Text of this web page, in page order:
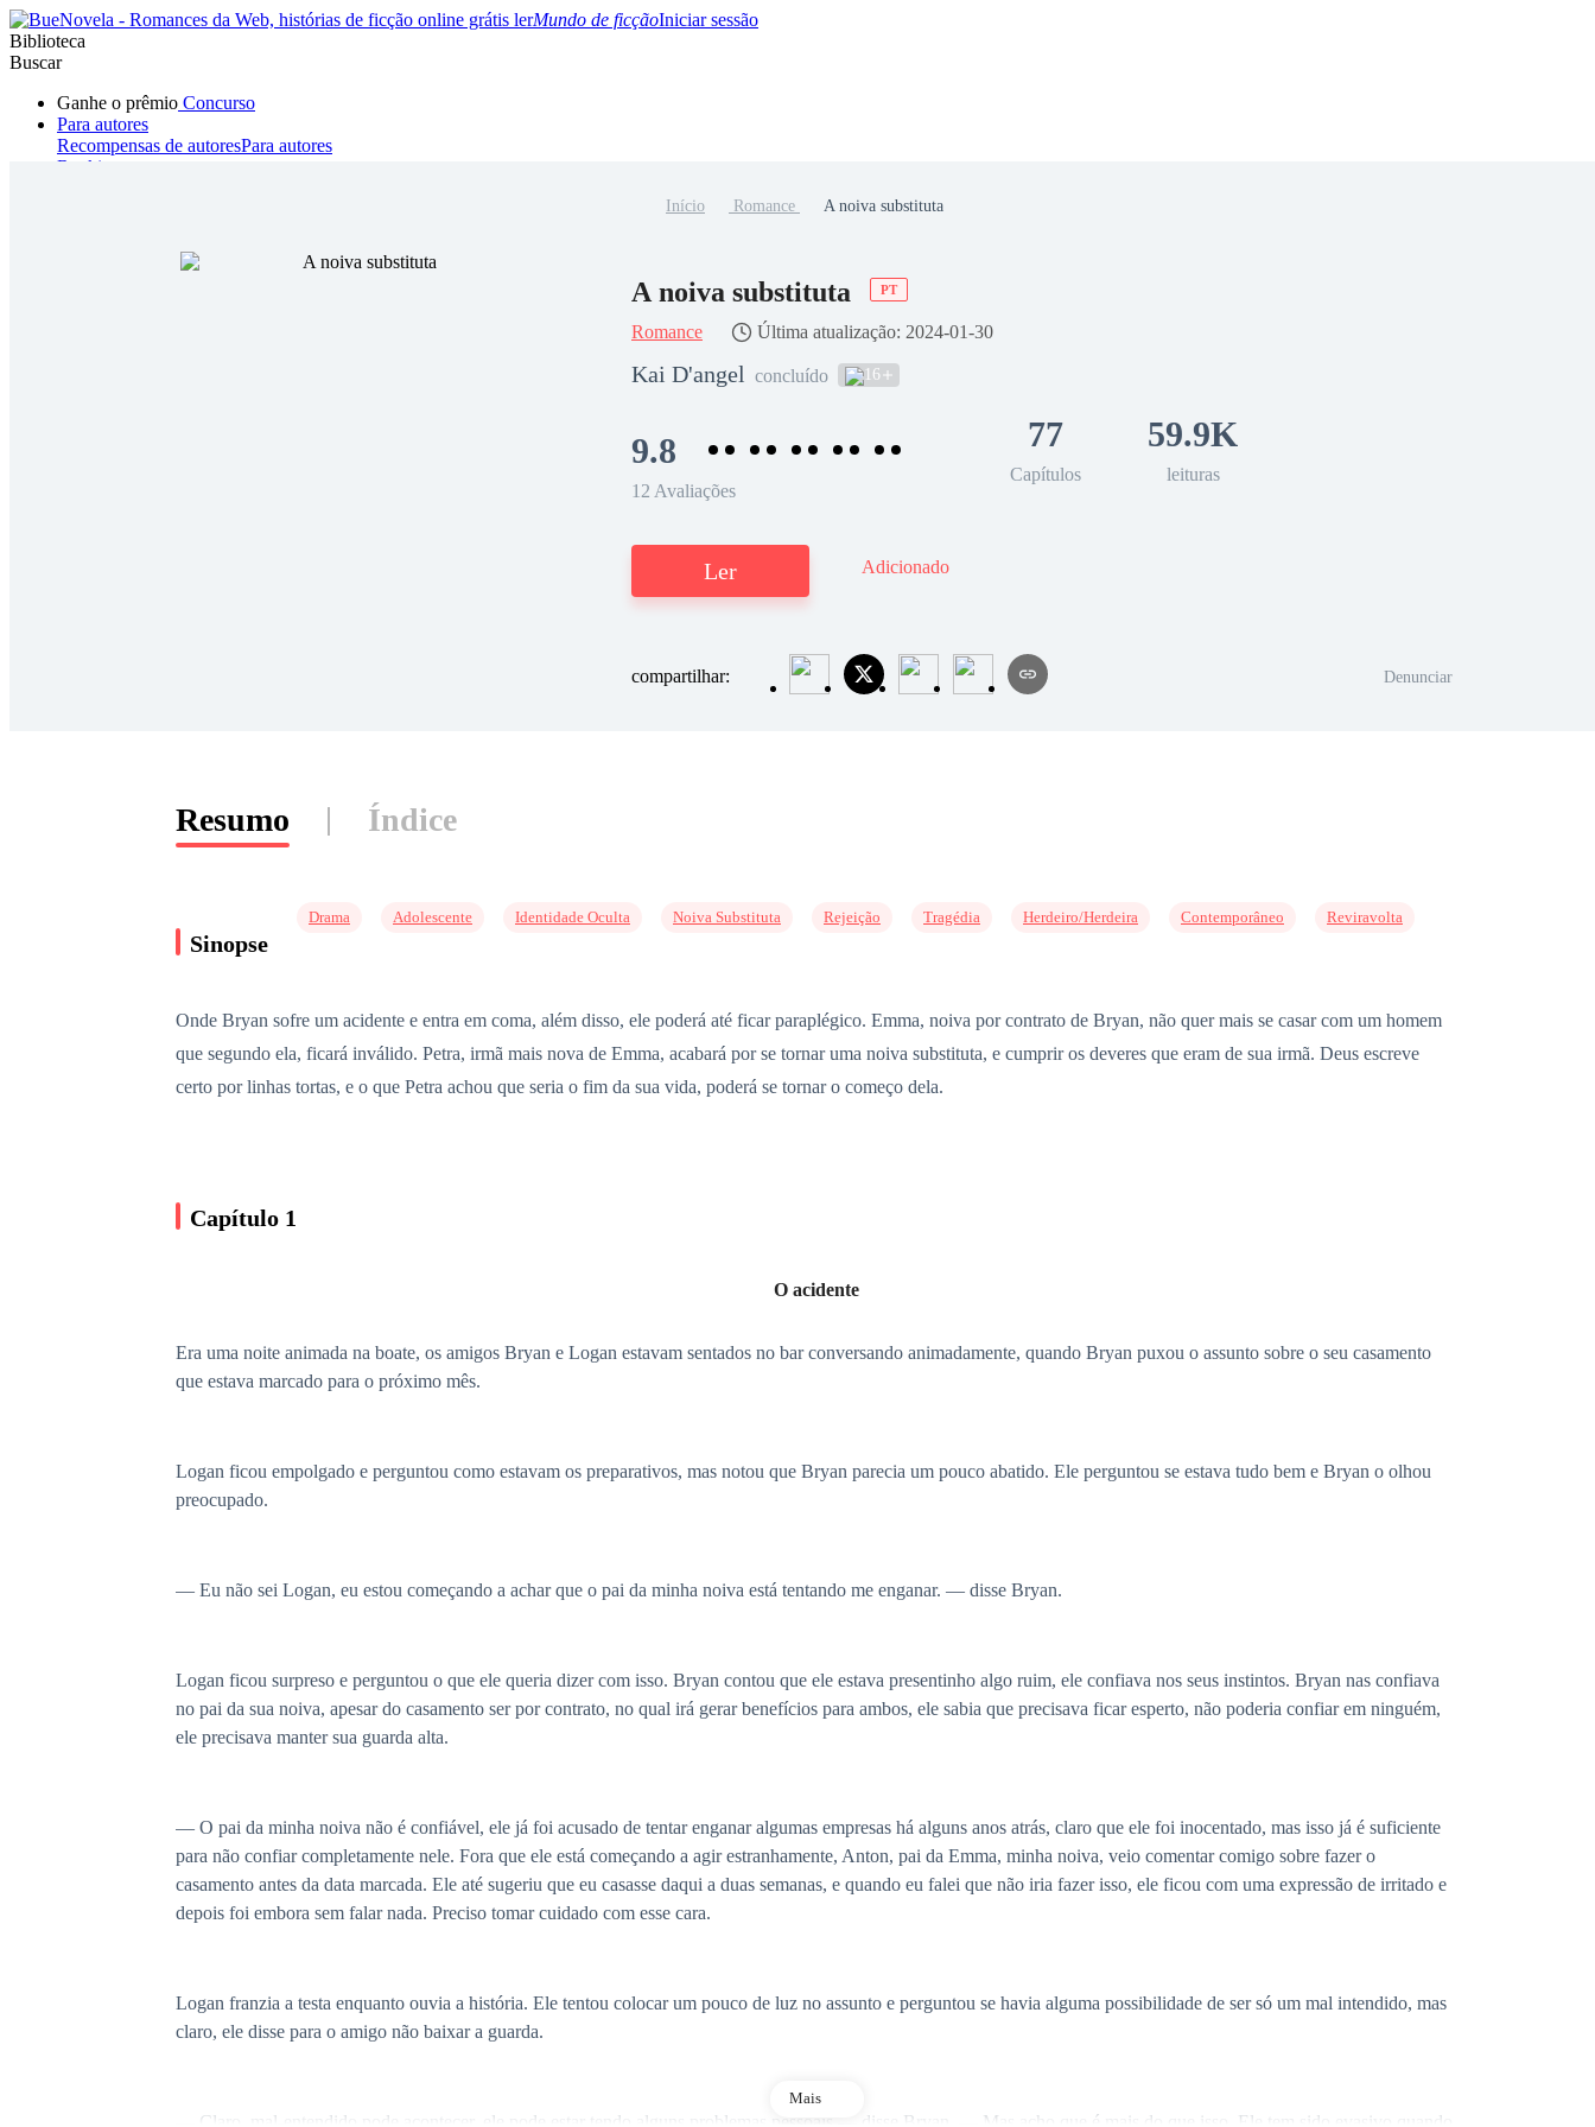
Mundo de ficçãoIniciar sessão
Biblioteca
Buscar
Ganhe o prêmio Concurso
Para autores
Recompensas de autoresPara autores
Ranking
Hombre lobo Mafia Sistema Fantasía
Início Romance A noiva substituta
A noiva substituta PT
Romance Última atualização: 2024-01-30
Kai D'angel concluído 16
9.8
12 Avaliações
77
Capítulos
59.9K
leituras
Ler Adicionado
compartilhar: Denunciar
Resumo Índice
Sinopse
Drama Adolescente Identidade Oculta Noiva Substituta Rejeição Tragédia Herdeiro/Herdeira Contemporâneo Reviravolta
Onde Bryan sofre um acidente e entra em coma, além disso, ele poderá até ficar paraplégico. Emma, noiva por contrato de Bryan, não quer mais se casar com um homem
que segundo ela, ficará inválido. Petra, irmã mais nova de Emma, acabará por se tornar uma noiva substituta, e cumprir os deveres que eram de sua irmã. Deus escreve
certo por linhas tortas, e o que Petra achou que seria o fim da sua vida, poderá se tornar o começo dela.
Capítulo 1
O acidente
Era uma noite animada na boate, os amigos Bryan e Logan estavam sentados no bar conversando animadamente, quando Bryan puxou o assunto sobre o seu casamento
que estava marcado para o próximo mês.
Logan ficou empolgado e perguntou como estavam os preparativos, mas notou que Bryan parecia um pouco abatido. Ele perguntou se estava tudo bem e Bryan o olhou
preocupado.
— Eu não sei Logan, eu estou começando a achar que o pai da minha noiva está tentando me enganar. — disse Bryan.
Logan ficou surpreso e perguntou o que ele queria dizer com isso. Bryan contou que ele estava presentinho algo ruim, ele confiava nos seus instintos. Bryan nas confiava
no pai da sua noiva, apesar do casamento ser por contrato, no qual irá gerar benefícios para ambos, ele sabia que precisava ficar esperto, não poderia confiar em ninguém,
ele precisava manter sua guarda alta.
— O pai da minha noiva não é confiável, ele já foi acusado de tentar enganar algumas empresas há alguns anos atrás, claro que ele foi inocentado, mas isso já é suficiente
para não confiar completamente nele. Fora que ele está começando a agir estranhamente, Anton, pai da Emma, minha noiva, veio comentar comigo sobre fazer o
casamento antes da data marcada. Ele até sugeriu que eu casasse daqui a duas semanas, e quando eu falei que não iria fazer isso, ele ficou com uma expressão de irritado e
depois foi embora sem falar nada. Preciso tomar cuidado com esse cara.
Logan franzia a testa enquanto ouvia a história. Ele tentou colocar um pouco de luz no assunto e perguntou se havia alguma possibilidade de ser só um mal intendido, mas
claro, ele disse para o amigo não baixar a guarda.
— Claro, mal-entendido pode acontecer, ele pode estar tendo alguns problemas pessoais — disse Bryan. — Mas acho que é mais do que isso. Ele tem sido evasivo quando
Mais